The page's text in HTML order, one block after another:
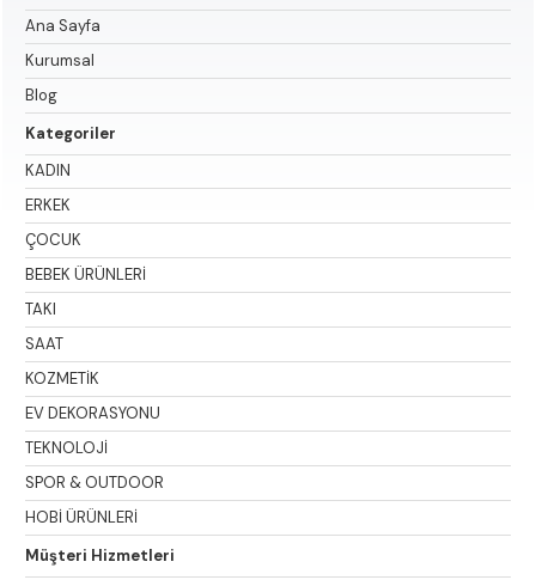
Ana Sayfa
Kurumsal
Blog
Kategoriler
KADIN
ERKEK
ÇOCUK
BEBEK ÜRÜNLERİ
TAKI
SAAT
KOZMETİK
EV DEKORASYONU
TEKNOLOJİ
SPOR & OUTDOOR
HOBİ ÜRÜNLERİ
Müşteri Hizmetleri